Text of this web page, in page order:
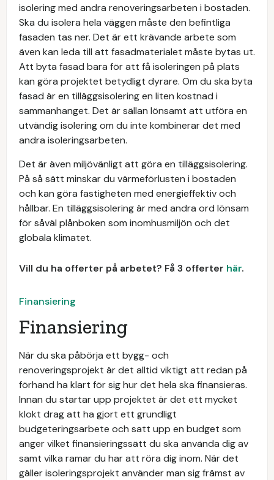
isolering med andra renoveringsarbeten i bostaden.
Ska du isolera hela väggen måste den befintliga
fasaden tas ner. Det är ett krävande arbete som
även kan leda till att fasadmaterialet måste bytas ut.
Att byta fasad bara för att få isoleringen på plats
kan göra projektet betydligt dyrare. Om du ska byta
fasad är en tilläggsisolering en liten kostnad i
sammanhanget. Det är sällan lönsamt att utföra en
utvändig isolering om du inte kombinerar det med
andra isoleringsarbeten.
Det är även miljövänligt att göra en tilläggsisolering.
På så sätt minskar du värmeförlusten i bostaden
och kan göra fastigheten med energieffektiv och
hållbar. En tilläggsisolering är med andra ord lönsam
för såväl plånboken som inomhusmiljön och det
globala klimatet.
Vill du ha offerter på arbetet? Få 3 offerter här.
Finansiering
Finansiering
När du ska påbörja ett bygg- och
renoveringsprojekt är det alltid viktigt att redan på
förhand ha klart för sig hur det hela ska finansieras.
Innan du startar upp projektet är det ett mycket
klokt drag att ha gjort ett grundligt
budgeteringsarbete och satt upp en budget som
anger vilket finansieringssätt du ska använda dig av
samt vilka ramar du har att röra dig inom. När det
gäller isoleringsprojekt använder man sig främst av